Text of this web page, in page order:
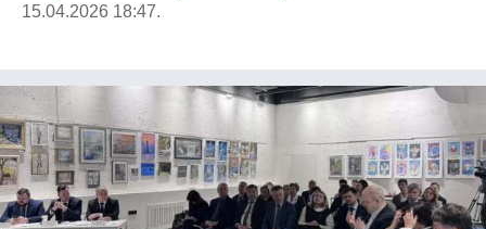
15.04.2026 18:47.